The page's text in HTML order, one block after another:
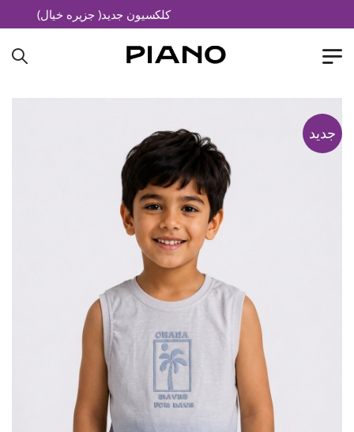
کلکسیون جدید( جزیره خیال)
جدید